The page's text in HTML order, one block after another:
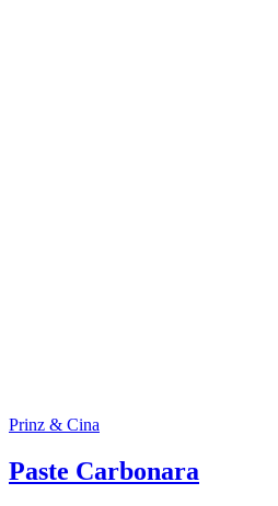
Prinz & Cina
Paste Carbonara